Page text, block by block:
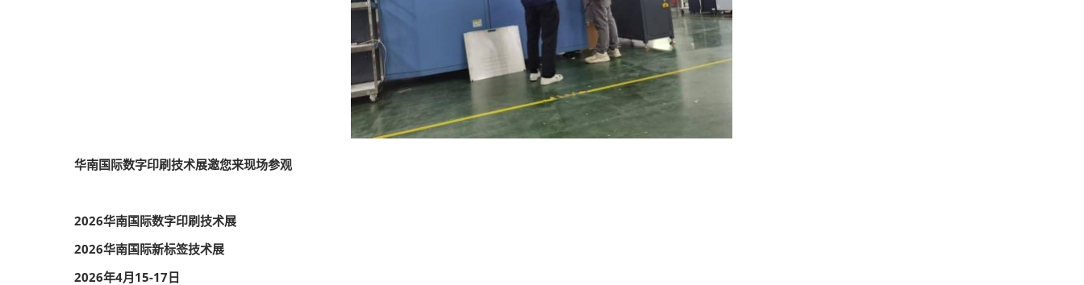
华南国际数字印刷技术展邀您来现场参观
2026华南国际数字印刷技术展
2026华南国际新标签技术展
2026年4月15-17日